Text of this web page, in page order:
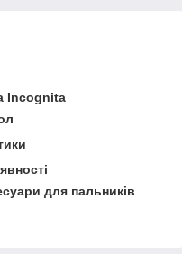
Incognita
для пальників